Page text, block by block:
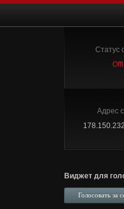
Статус
Адрес
Виджет для
Голосовать за